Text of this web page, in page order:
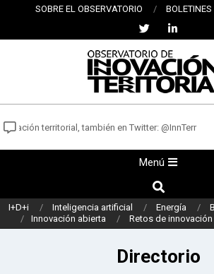
contenido
SOBRE EL OBSERVATORIO BOLETINES
OBSERVATORIO
DE
INNOVACIÓN
TERRITORIAL
territorial, también en Twitter: @InnTerr
principal
Menú
Buscar
I+D+i Inteligencia artificial Energía
Innovación abierta
Retos de innovación
Directorio